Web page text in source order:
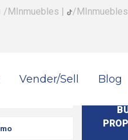
/MInmuebles | /MInmuebles
Vender/Sell Blog